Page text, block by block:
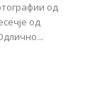
од
од